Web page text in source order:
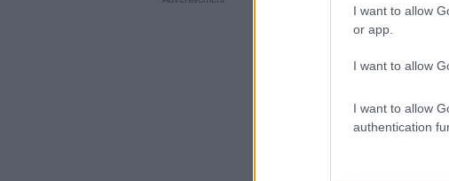
I want to allow
or app.
I want to allow
I want to allow
authentication